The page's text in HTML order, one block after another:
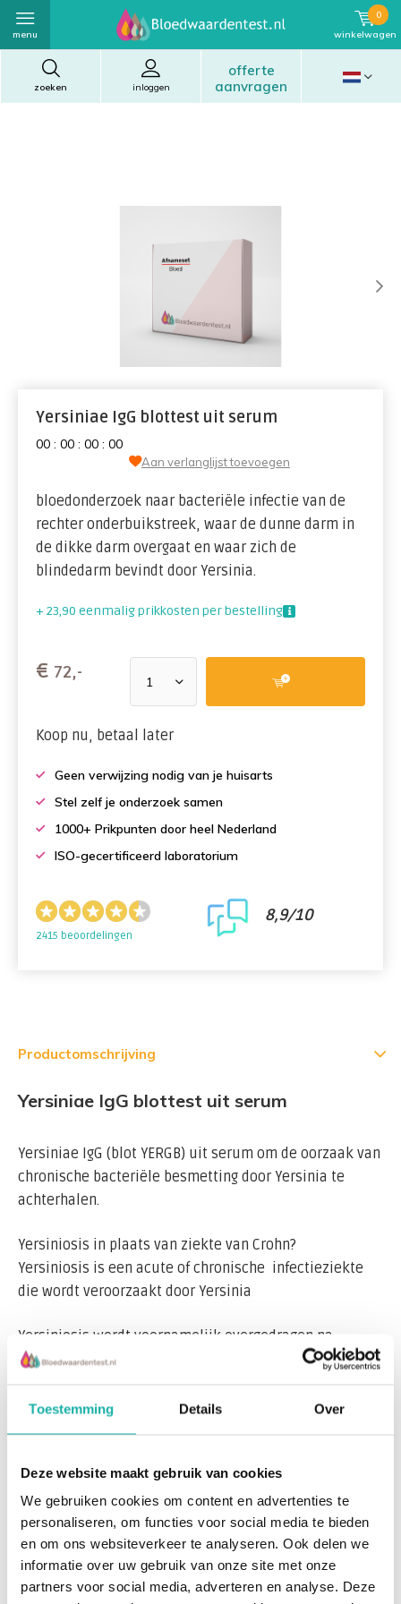
Toestemming Details Over
Deze website maakt gebruik van cookies
We gebruiken cookies om content en advertenties te
personaliseren, om functies voor social media te bieden
en om ons websiteverkeer te analyseren. Ook delen we
informatie over uw gebruik van onze site met onze
partners voor social media, adverteren en analyse. Deze
zoeken
offerte
aanvragen
inloggen
menu winkelwagen
0
Yersiniae IgG blottest uit serum
00 : 00 : 00 : 00
Aan verlanglijst toevoegen
bloedonderzoek naar bacteriële infectie van de
rechter onderbuikstreek, waar de dunne darm in
de dikke darm overgaat en waar zich de
blindedarm bevindt door Yersinia.
+ 23,90 eenmalig prikkosten per bestelling
€ 72,-
Koop nu, betaal later
Geen verwijzing nodig van je huisarts
Stel zelf je onderzoek samen
1000+ Prikpunten door heel Nederland
ISO-gecertificeerd laboratorium
2415 beoordelingen
8,9/10
Productomschrijving
Yersiniae IgG blottest uit serum
Yersiniae IgG (blot YERGB) uit serum om de oorzaak van
chronische bacteriële besmetting door Yersinia te
achterhalen.
Yersiniosis in plaats van ziekte van Crohn?
Yersiniosis is een acute of chronische infectieziekte
die wordt veroorzaakt door Yersinia
Yersiniosis wordt voornamelijk overgedragen na
consumptie van besmet voedsel of water. Een grote
andere ziekten veroorzaken grote diagnostische en
therapeutische problemen.
methode: Immunoblot (IB)
Deze test kan worden gedaan bij: Post-infectieuze,
post-enterische artritis, erythema nodosum,
zekldzaam: anterieure uveïtis en tubulo-interstitiële
Recent bekeken